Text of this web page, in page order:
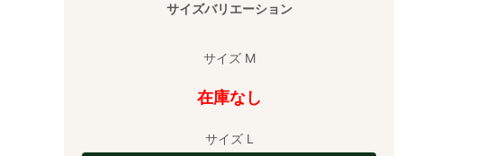
サイズバリエーション
サイズ M
在庫なし
サイズ L